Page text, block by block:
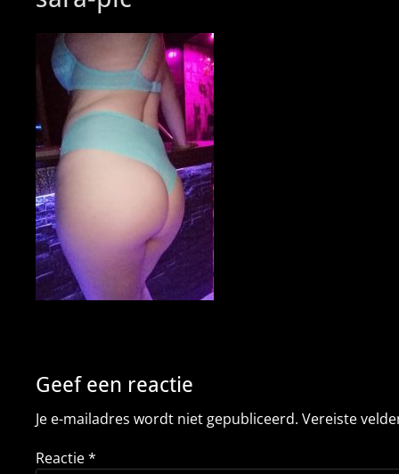
Geef een reactie
Je e-mailadres wordt niet gepubliceerd. Vereiste
Reactie*